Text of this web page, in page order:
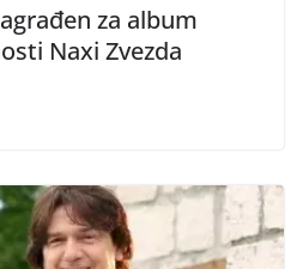
za album
Naxi Zvezda